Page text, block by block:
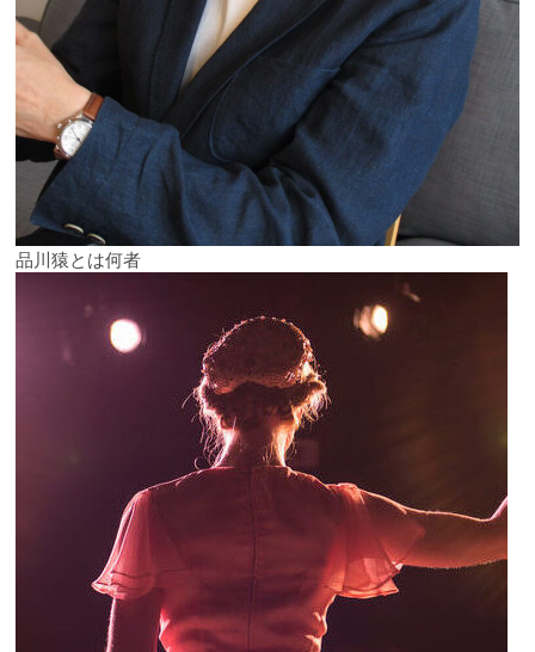
品川猿とは何者